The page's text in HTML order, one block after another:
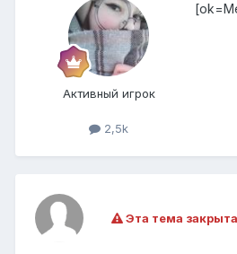
Активный игрок
2,5k
Эта тема